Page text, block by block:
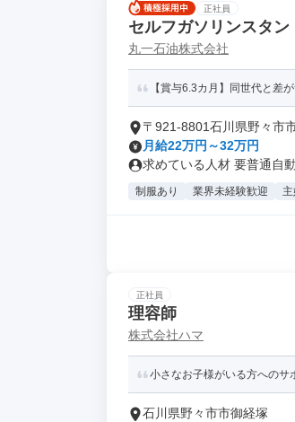
正社員
セルフガソリンスタ
丸一石油株式会社
【賞与6.3カ月】同世代と差
〒921-8801石川県野々市
月給22万円～32万円
求めている人材 要普通自
制服あり 業界未経験歓迎
正社員
理容師
株式会社ハマ
小さなお子様がいる方への
石川県野々市市御経塚